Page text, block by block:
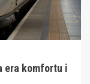
era komfortu i